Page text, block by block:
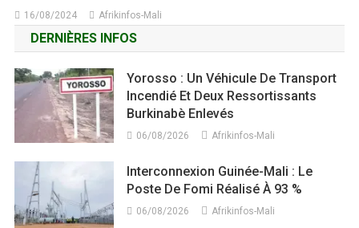
16/08/2024 Afrikinfos-Mali
DERNIÈRES INFOS
Yorosso : Un Véhicule De Transport
Incendié Et Deux Ressortissants
Burkinabè Enlevés
06/08/2026 Afrikinfos-Mali
Interconnexion Guinée-Mali : Le
Poste De Fomi Réalisé À 93 %
06/08/2026 Afrikinfos-Mali